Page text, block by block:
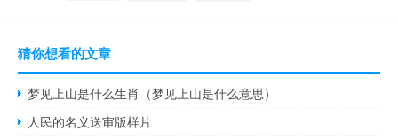
猜你想看的文章
梦见上山是什么生肖（梦见上山是什么意思）
人民的名义送审版样片